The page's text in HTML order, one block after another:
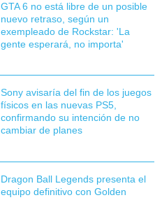
GTA 6 no está libre de un posible
nuevo retraso, según un
exempleado de Rockstar: 'La
gente esperará, no importa'
Sony avisaría del fin de los juegos
físicos en las nuevas PS5,
confirmando su intención de no
cambiar de planes
Dragon Ball Legends presenta el
equipo definitivo con Golden